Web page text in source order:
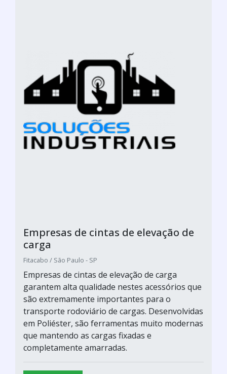
Empresas de cintas de elevação de
carga
Fitacabo / São Paulo - SP
Empresas de cintas de elevação de carga
garantem alta qualidade nestes acessórios que
são extremamente importantes para o
transporte rodoviário de cargas. Desenvolvidas
em Poliéster, são ferramentas muito modernas
que mantendo as cargas fixadas e
completamente amarradas.